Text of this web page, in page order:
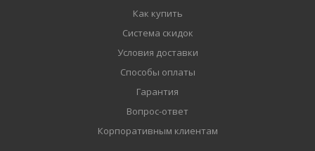
Как купить
Система скидок
Условия доставки
Способы оплаты
Гарантия
Вопрос-ответ
Корпоративным клиентам